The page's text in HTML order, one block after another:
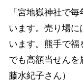
「宮地嶽神社で
います。売り場に
います。熊手で福
でも高額当せん
藤水紀子さん）